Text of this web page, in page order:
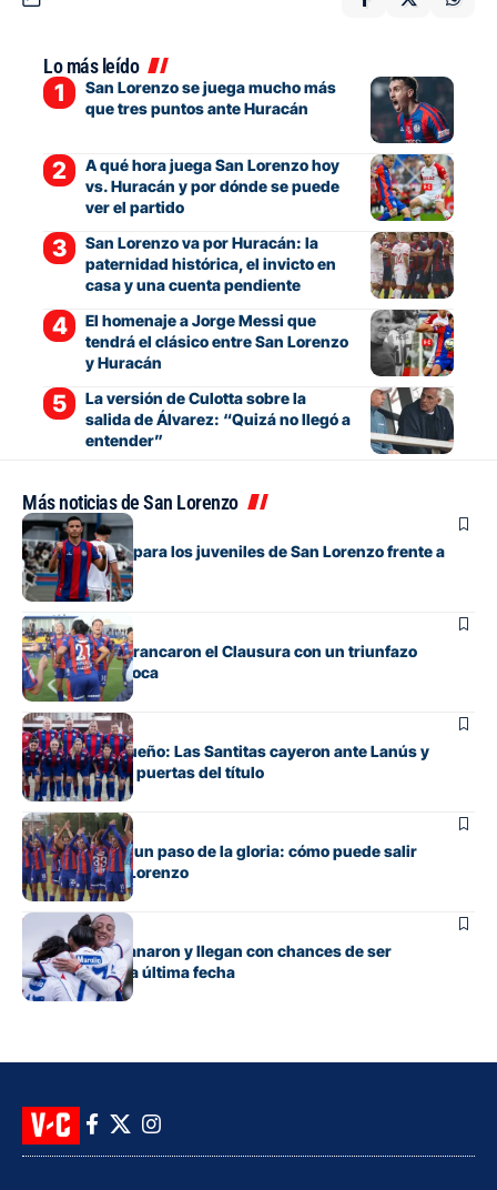
Lo más leído
San Lorenzo se juega mucho más
que tres puntos ante Huracán
A qué hora juega San Lorenzo hoy
vs. Huracán y por dónde se puede
ver el partido
San Lorenzo va por Huracán: la
paternidad histórica, el invicto en
casa y una cuenta pendiente
El homenaje a Jorge Messi que
tendrá el clásico entre San Lorenzo
y Huracán
La versión de Culotta sobre la
salida de Álvarez: “Quizá no llegó a
entender”
Más noticias de San Lorenzo
Polideportivo
Fecha positiva para los juveniles de San Lorenzo frente a
Lanús
Polideportivo
Las Santitas arrancaron el Clausura con un triunfazo
agónico ante Boca
Polideportivo
Se escapó el sueño: Las Santitas cayeron ante Lanús y
quedaron a las puertas del título
Polideportivo
Las Santitas, a un paso de la gloria: cómo puede salir
campeón San Lorenzo
Polideportivo
Las Santitas ganaron y llegan con chances de ser
campeonas a la última fecha